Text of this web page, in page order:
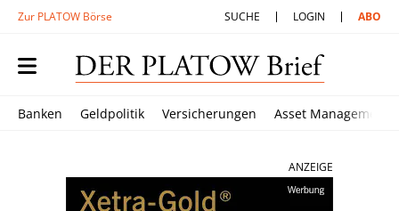
Zur PLATOW Börse SUCHE LOGIN ABO
Banken Geldpolitik Versicherungen Asset Management
ANZEIGE